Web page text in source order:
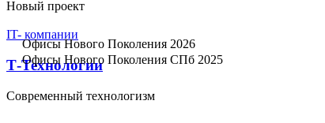
Новый проект
Офисы Нового Поколения 2026
Офисы Нового Поколения СПб 2025
IT- компании
Т-Технологии
Современный технологизм